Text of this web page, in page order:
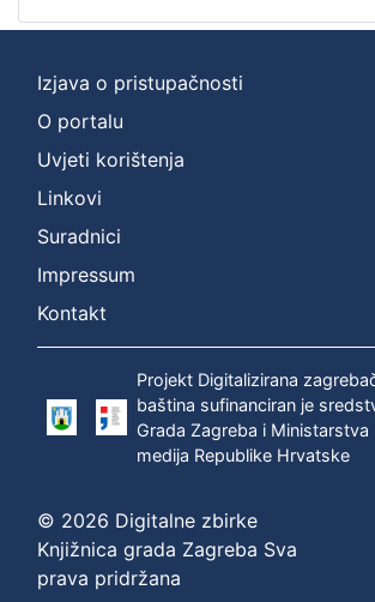
Izjava o pristupačnosti
O portalu
Uvjeti korištenja
Linkovi
Suradnici
Impressum
Kontakt
Projekt Digitalizirana
baština sufinanciran je
Grada Zagreba i Ministarstva
medija Republike Hrvatske
© 2026 Digitalne zbirke
Knjižnica grada Zagreba Sva
prava pridržana